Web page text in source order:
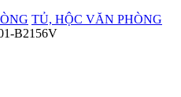
TỦ, HỘC VĂN PHÒNG
B2156V